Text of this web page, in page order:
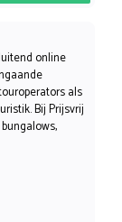
online
als
Bij Prijsvrij